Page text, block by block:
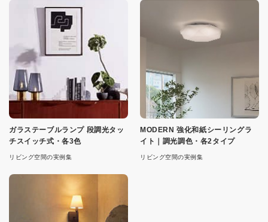
ガラステーブルランプ 段調光タッ
チスイッチ式・各3色
リビング空間の実例集
MODERN 強化和紙シーリングラ
イト｜調光調色・各2タイプ
リビング空間の実例集